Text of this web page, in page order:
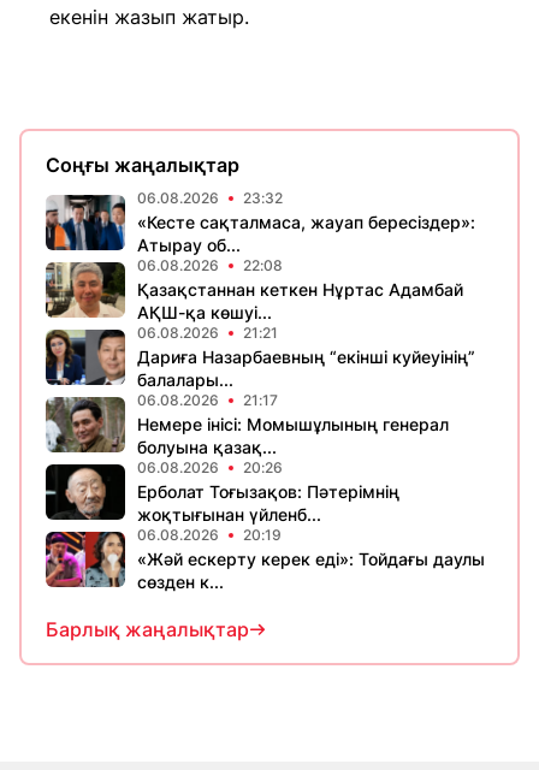
екенін жазып жатыр.
Соңғы жаңалықтар
06.08.2026 23:32
«Кесте сақталмаса, жауап бересіздер»:
Атырау об...
06.08.2026 22:08
Қазақстаннан кеткен Нұртас Адамбай
АҚШ-қа көшуі...
06.08.2026 21:21
Дариға Назарбаевның “екінші куйеуінің”
балалары...
06.08.2026 21:17
Немере інісі: Момышұлының генерал
болуына қазақ...
06.08.2026 20:26
Ерболат Тоғызақов: Пәтерімнің
жоқтығынан үйленб...
06.08.2026 20:19
«Жәй ескерту керек еді»: Тойдағы даулы
сөзден к...
Барлық жаңалықтар